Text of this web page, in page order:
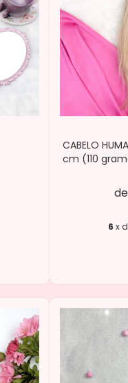
CABELO
cm (110
de
6 x